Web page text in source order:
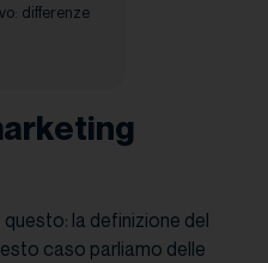
differenze
la definizione del
caso parliamo delle